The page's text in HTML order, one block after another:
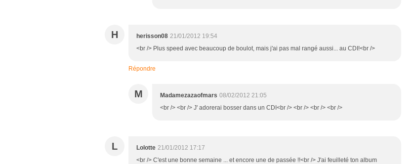
H herisson08 21/01/2012 19:54
<br /> Plus speed avec beaucoup de boulot, mais j'ai pas mal rangé aussi... au CDI!<br />
Répondre
M Madamezazaofmars 08/02/2012 21:05
<br /> <br /> J' adorerai bosser dans un CDI<br /> <br /> <br /> <br />
L Lolotte 21/01/2012 17:17
<br /> C'est une bonne semaine ... et encore une de passée !!<br /> J'ai feuilleté ton album